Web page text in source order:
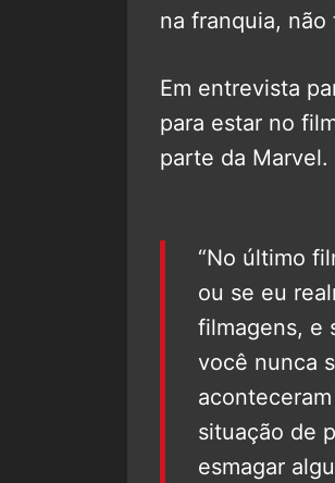
na franquia,
Em entrevista
para estar no
parte da Marvel.
“No último
ou se eu
filmagens, e
você nunca
situação de
esmagar